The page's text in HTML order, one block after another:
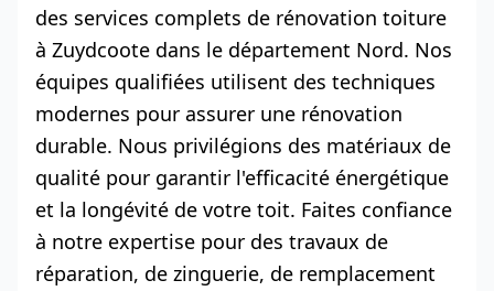
des services complets de rénovation toiture
à Zuydcoote dans le département Nord. Nos
équipes qualifiées utilisent des techniques
modernes pour assurer une rénovation
durable. Nous privilégions des matériaux de
qualité pour garantir l'efficacité énergétique
et la longévité de votre toit. Faites confiance
à notre expertise pour des travaux de
réparation, de zinguerie, de remplacement